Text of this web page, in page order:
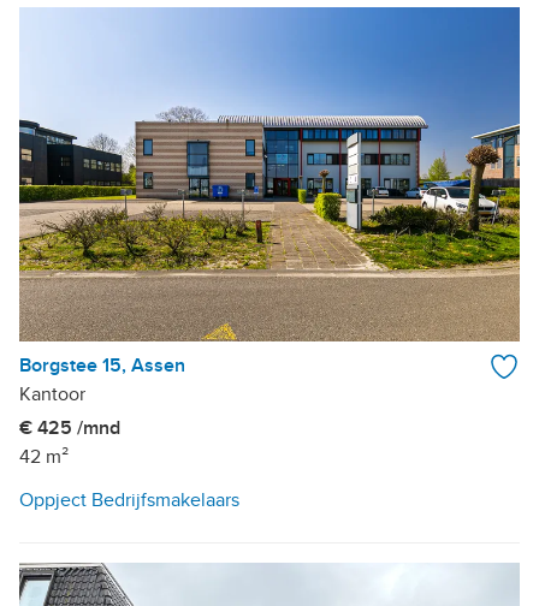
Borgstee 15, Assen
Kantoor
€ 425 /mnd
42 m²
Oppject Bedrijfsmakelaars